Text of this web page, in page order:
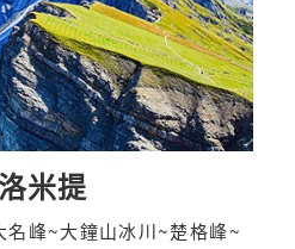
米提
名峰~大鐘山冰川~楚格峰~